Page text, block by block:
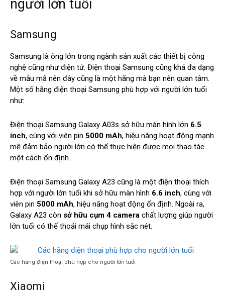
người lớn tuổi
Samsung
Samsung là ông lớn trong ngành sản xuất các thiết bị công
nghệ cũng như điện tử. Điện thoại Samsung cũng khá đa dạng
về mẫu mã nên đây cũng là một hãng mà bạn nên quan tâm.
Một số hãng điện thoại Samsung phù hợp với người lớn tuổi
như:
Điện thoại Samsung Galaxy A03s sở hữu màn hình lớn 6.5
inch, cùng với viên pin 5000 mAh, hiệu năng hoạt động mạnh
mẽ đảm bảo người lớn có thể thực hiện được mọi thao tác
một cách ổn định.
Điện thoại Samsung Galaxy A23 cũng là một điện thoại thích
hợp với người lớn tuổi khi sở hữu màn hình 6.6 inch, cùng với
viên pin 5000 mAh, hiệu năng hoạt động ổn định. Ngoài ra,
Galaxy A23 còn sở hữu cụm 4 camera chất lượng giúp người
lớn tuổi có thể thoải mái chụp hình sắc nét.
Các hãng điện thoại phù hợp cho người lớn tuổi
Xiaomi